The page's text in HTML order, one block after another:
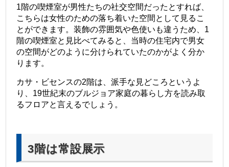
1階の喫煙室が男性たちの社交空間だったとすれば、
こちらは女性のための落ち着いた空間として見るこ
とができます。装飾の雰囲気や色使いも違うため、1
階の喫煙室と見比べてみると、当時の住宅内で男女
の空間がどのように分けられていたのかがよく分か
ります。
カサ・ビセンスの2階は、派手な見どころというよ
り、19世紀末のブルジョア家庭の暮らし方を読み取
るフロアと言えるでしょう。
3階は常設展示